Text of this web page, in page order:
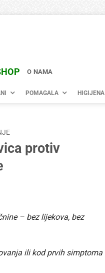
O NAMA
POMAGALA HIGIJENA
protiv
– bez lijekova, bez
ili kod prvih simptoma